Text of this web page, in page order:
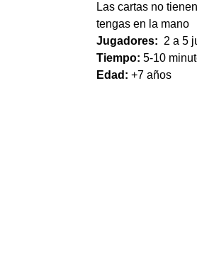
Las cartas no
tengas en la mano
Jugadores: 2 a 5
Tiempo: 5-10
Edad: +7 años